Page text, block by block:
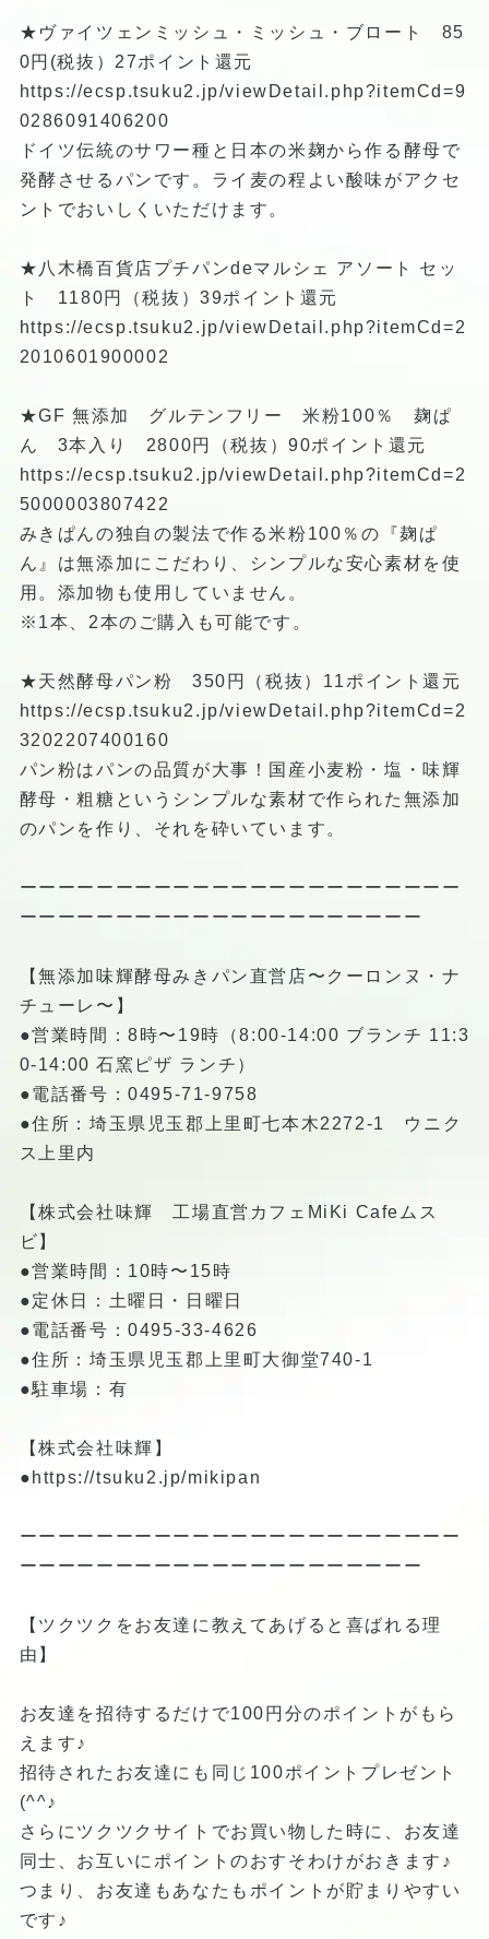
★ヴァイツェンミッシュ・ミッシュ・ブロート 85
0円(税抜）27ポイント還元
https://ecsp.tsuku2.jp/viewDetail.php?itemCd=9
0286091406200
ドイツ伝統のサワー種と日本の米麹から作る酵母で
発酵させるパンです。ライ麦の程よい酸味がアクセ
ントでおいしくいただけます。
★八木橋百貨店プチパンdeマルシェ アソート セッ
ト 1180円（税抜）39ポイント還元
https://ecsp.tsuku2.jp/viewDetail.php?itemCd=2
2010601900002
★GF 無添加 グルテンフリー 米粉100％ 麹ぱ
ん 3本入り 2800円（税抜）90ポイント還元
https://ecsp.tsuku2.jp/viewDetail.php?itemCd=2
5000003807422
みきぱんの独自の製法で作る米粉100％の『麹ぱ
ん』は無添加にこだわり、シンプルな安心素材を使
用。添加物も使用していません。
※1本、2本のご購入も可能です。
★天然酵母パン粉 350円（税抜）11ポイント還元
https://ecsp.tsuku2.jp/viewDetail.php?itemCd=2
3202207400160
パン粉はパンの品質が大事！国産小麦粉・塩・味輝
酵母・粗糖というシンプルな素材で作られた無添加
のパンを作り、それを砕いています。
ーーーーーーーーーーーーーーーーーーーーーーー
ーーーーーーーーーーーーーーーーーーーーー
【無添加味輝酵母みきパン直営店〜クーロンヌ・ナ
チューレ〜】
●営業時間：8時〜19時（8:00-14:00 ブランチ 11:3
0-14:00 石窯ピザ ランチ）
●電話番号：0495-71-9758
●住所：埼玉県児玉郡上里町七本木2272-1 ウニク
ス上里内
【株式会社味輝 工場直営カフェMiKi Cafeムス
ビ】
●営業時間：10時〜15時
●定休日：土曜日・日曜日
●電話番号：0495-33-4626
●住所：埼玉県児玉郡上里町大御堂740-1
●駐車場：有
【株式会社味輝】
● https://tsuku2.jp/mikipan
ーーーーーーーーーーーーーーーーーーーーーーー
ーーーーーーーーーーーーーーーーーーーーー
【ツクツクをお友達に教えてあげると喜ばれる理
由】
お友達を招待するだけで100円分のポイントがもら
えます♪
招待されたお友達にも同じ100ポイントプレゼント
(^^♪
さらにツクツクサイトでお買い物した時に、お友達
同士、お互いにポイントのおすそわけがおきます♪
つまり、お友達もあなたもポイントが貯まりやすい
です♪